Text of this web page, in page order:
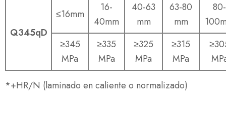
Q345qD
≤16mm
16-
40mm
40-63
mm
63-80
mm
80-
≥345
MPa
≥335
MPa
≥325
MPa
≥315
MPa
*+HR/N (laminado en caliente o normalizado)